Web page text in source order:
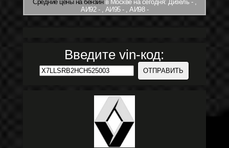
Средние цены на бензинв Москве на сегодня: Дизель - ,
АИ92 - , АИ95 - , АИ98 -
Введите vin-код: